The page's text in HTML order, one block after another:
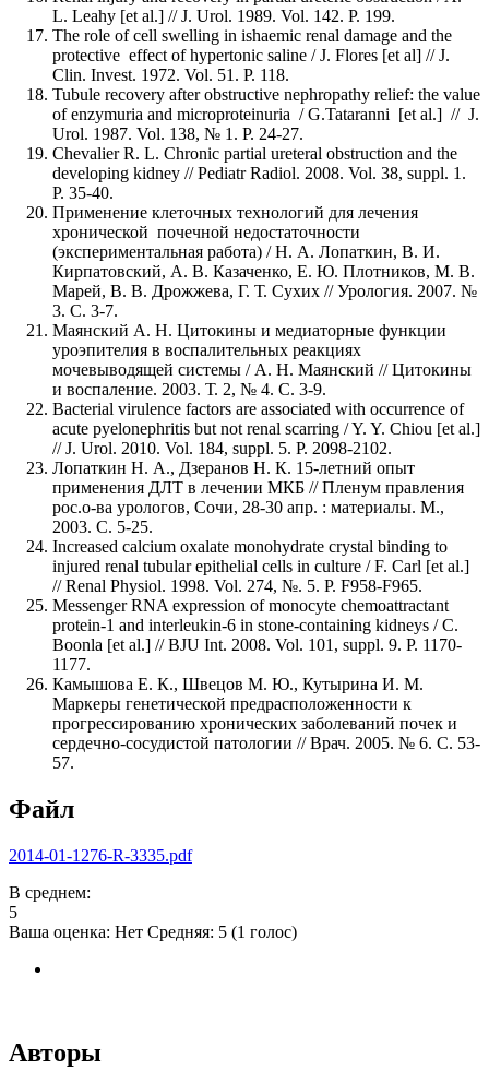
L. Leahy [et al.] // J. Urol. 1989. Vol. 142. P. 199.
The role of cell swelling in ishaemic renal damage and the
protective effect of hypertonic saline / J. Flores [et al] // J.
Clin. Invest. 1972. Vol. 51. P. 118.
Tubule recovery after obstructive nephropathy relief: the value
of enzymuria and microproteinuria / G.Tataranni [et al.] // J.
Urol. 1987. Vol. 138, № 1. P. 24-27.
Chevalier R. L. Chronic partial ureteral obstruction and the
developing kidney // Pediatr Radiol. 2008. Vol. 38, suppl. 1.
P. 35-40.
Применение клеточных технологий для лечения
хронической почечной недостаточности
(экспериментальная работа) / Н. А. Лопаткин, В. И.
Кирпатовский, А. В. Казаченко, Е. Ю. Плотников, М. В.
Марей, В. В. Дрожжева, Г. Т. Сухих // Урология. 2007. №
3. С. 3-7.
Маянский А. Н. Цитокины и медиаторные функции
уроэпителия в воспалительных реакциях
мочевыводящей системы / А. Н. Маянский // Цитокины
и воспаление. 2003. Т. 2, № 4. С. 3-9.
Bacterial virulence factors are associated with occurrence of
acute pyelonephritis but not renal scarring / Y. Y. Chiou [et al.]
// J. Urol. 2010. Vol. 184, suppl. 5. P. 2098-2102.
Лопаткин Н. А., Дзеранов Н. К. 15-летний опыт
применения ДЛТ в лечении МКБ // Пленум правления
рос.о-ва урологов, Сочи, 28-30 апр. : материалы. М.,
2003. С. 5-25.
Increased calcium oxalate monohydrate crystal binding to
injured renal tubular epithelial cells in culture / F. Carl [et al.]
// Renal Physiol. 1998. Vol. 274, №. 5. P. F958-F965.
Messenger RNA expression of monocyte chemoattractant
protein-1 and interleukin-6 in stone-containing kidneys / C.
Boonla [et al.] // BJU Int. 2008. Vol. 101, suppl. 9. P. 1170-
1177.
Камышова Е. К., Швецов М. Ю., Кутырина И. М.
Маркеры генетической предрасположенности к
прогрессированию хронических заболеваний почек и
сердечно-сосудистой патологии // Врач. 2005. № 6. С. 53-
57.
Файл
2014-01-1276-R-3335.pdf
В среднем:
5
Ваша оценка: Нет Средняя: 5 (1 голос)
Авторы